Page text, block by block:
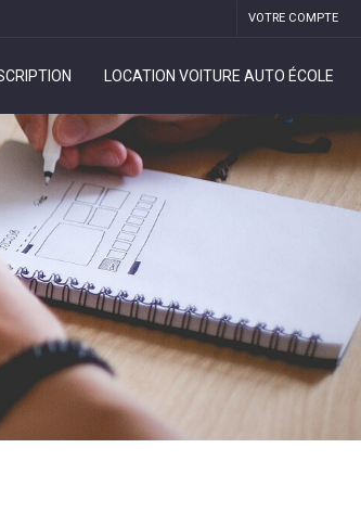
LOCATION VOITURE AUTO ÉCOLE
VOTRE COMPTE